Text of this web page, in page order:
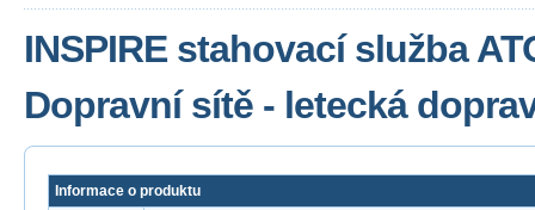
INSPIRE stahovací služba
Dopravní sítě - letecká
Informace o produktu